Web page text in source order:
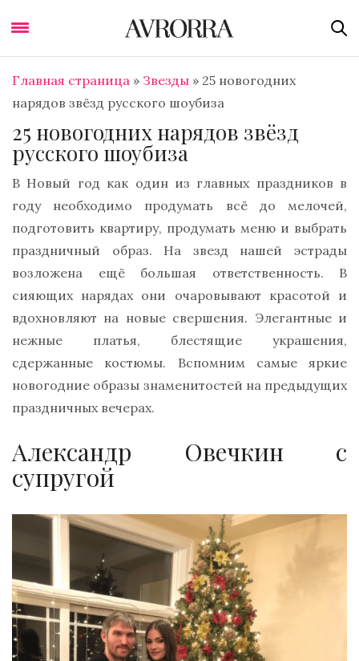
Главная страница » Звезды » 25 новогодних
нарядов звёзд русского шоубиза
25 новогодних нарядов звёзд
русского шоубиза
В Новый год как один из главных праздников в
году необходимо продумать всё до мелочей,
подготовить квартиру, продумать меню и выбрать
праздничный образ. На звезд нашей эстрады
возложена ещё большая ответственность. В
сияющих нарядах они очаровывают красотой и
вдохновляют на новые свершения. Элегантные и
нежные платья, блестящие украшения,
сдержанные костюмы. Вспомним самые яркие
новогодние образы знаменитостей на предыдущих
праздничных вечерах.
Александр Овечкин с
супругой